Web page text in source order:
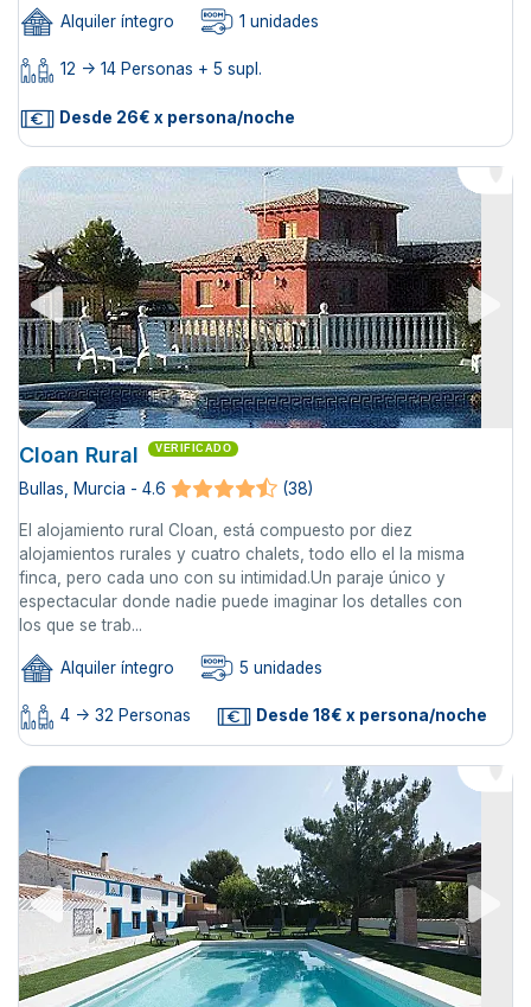
Alquiler íntegro 1 unidades
12 -> 14 Personas + 5 supl.
Desde 26€ x persona/noche
Cloan Rural VERIFICADO
Bullas, Murcia - 4.6 (38)
El alojamiento rural Cloan, está compuesto por diez
alojamientos rurales y cuatro chalets, todo ello el la misma
finca, pero cada uno con su intimidad.Un paraje único y
espectacular donde nadie puede imaginar los detalles con
los que se trab...
Alquiler íntegro 5 unidades
4 -> 32 Personas Desde 18€ x persona/noche